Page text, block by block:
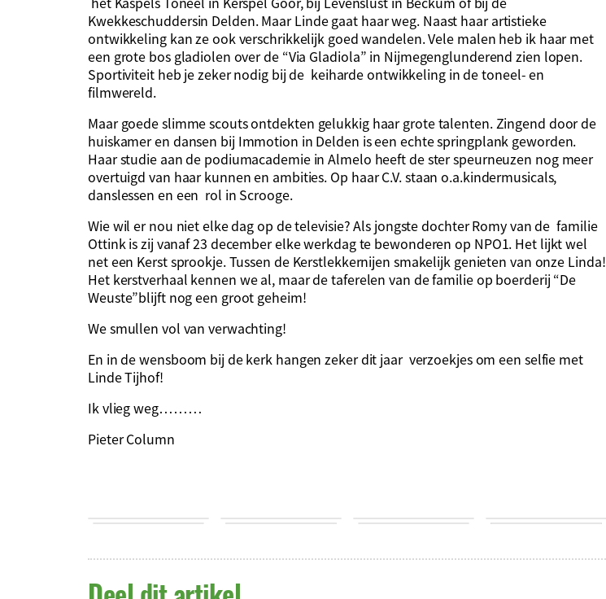
Kwekkeschuddersin Delden. MaarLinde gaat haar weg. Naast haar artistieke
ontwikkeling kan ze ook verschrikkelijk goed wandelen. Vele malen heb ik haarmet
een grote bos gladiolen over de “Via Gladiola” in Nijmegenglunderend zien lopen.
Sportiviteit heb je zeker nodig bij de keiharde ontwikkeling in de toneel- en
filmwereld.
Maar goede slimme scouts ontdekten gelukkig haargrotetalenten.Zingend door de
huiskamer en dansen bij Immotion in Delden is een echte springplank geworden.
Haar studie aan de podiumacademie in Almelo heeft de ster speurneuzen nog meer
overtuigd van haar kunnen en ambities. Op haar C.V. staano.a.kindermusicals,
danslessen en een rol in Scrooge.
Wie wil er nou niet elke dag op de televisie? Als jongste dochter Romy van de familie
Ottinkis zij vanaf 23 december elke werkdag te bewonderen op NPO1. Het lijkt wel
net een Kerst sprookje. Tussen de Kerstlekkernijen smakelijk genieten van onze Linda!
Het kerstverhaal kennen we al, maar de taferelen van de familie op boerderij “De
Weuste”blijft nog een groot geheim!
We smullen vol van verwachting!
En in de wensboom bij de kerk hangen zeker dit jaar verzoekjes om een selfie met
Linde Tijhof!
Ik vlieg weg………
Pieter Column